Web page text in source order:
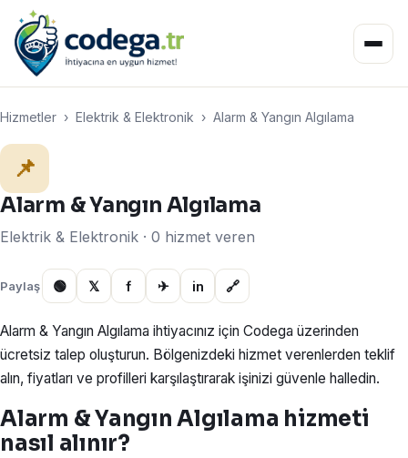
Hizmetler › Elektrik & Elektronik › Alarm & Yangın Algılama
📌
Alarm & Yangın Algılama
Elektrik & Elektronik · 0 hizmet veren
Paylaş 🟢 𝕏 f ✈ in 🔗
Alarm & Yangın Algılama ihtiyacınız için Codega üzerinden
ücretsiz talep oluşturun. Bölgenizdeki hizmet verenlerden teklif
alın, fiyatları ve profilleri karşılaştırarak işinizi güvenle halledin.
Alarm & Yangın Algılama hizmeti
nasıl alınır?